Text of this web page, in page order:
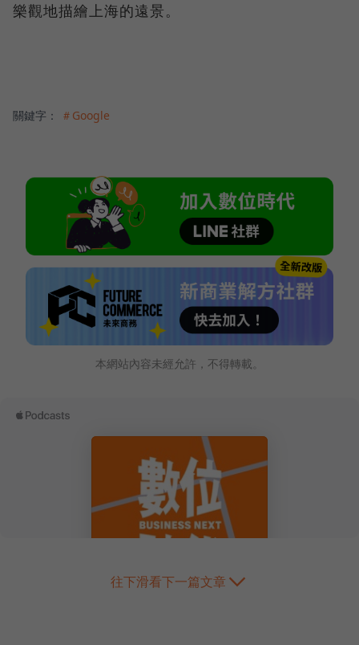
樂觀地描繪上海的遠景。
關鍵字： ＃Google
本網站內容未經允許，不得轉載。
往下滑看下一篇文章